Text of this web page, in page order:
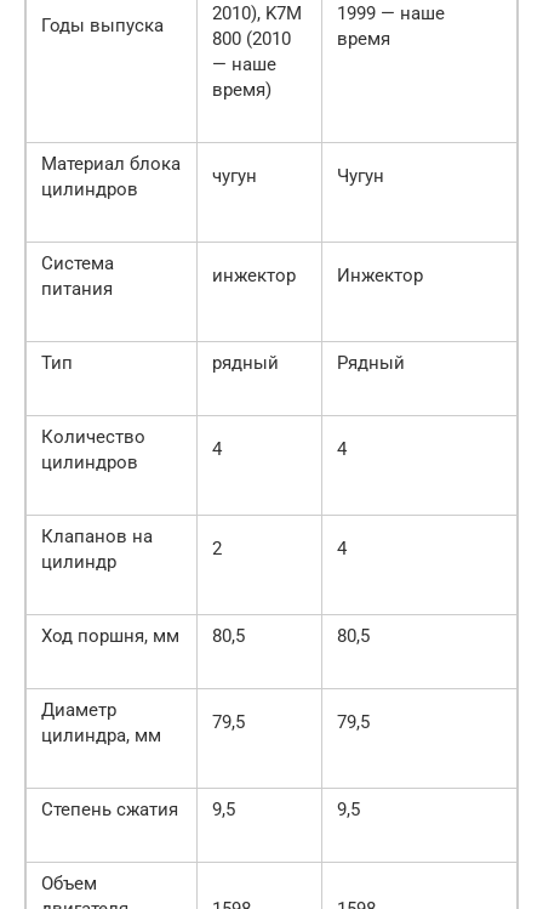
Годы выпуска
2010), K7M
800 (2010
— наше
время)
1999 — наше
время
Материал блока
цилиндров
чугун Чугун
Система
питания
инжектор Инжектор
Тип рядный Рядный
Количество
цилиндров
4 4
Клапанов на
цилиндр
2 4
Ход поршня, мм 80,5 80,5
Диаметр
цилиндра, мм
79,5 79,5
Степень сжатия 9,5 9,5
Объем